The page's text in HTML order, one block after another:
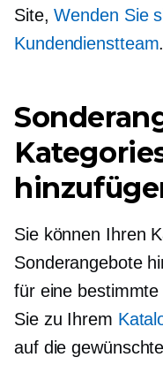
Site,Wenden Sie
Kundendienstteam.
Sie können Ihren
Sonderangebote
für eine
Sie zu Ihrem
auf die